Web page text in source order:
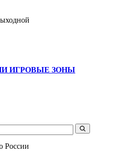
ИГРОВЫЕ ЗОНЫ
России